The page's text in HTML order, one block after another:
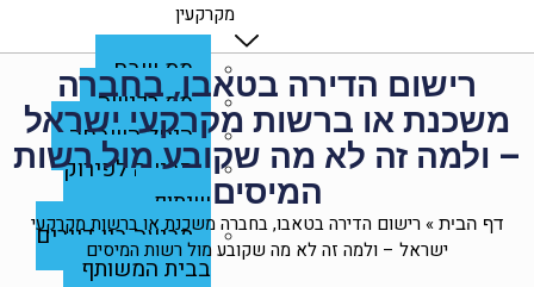
מקרקעין
מס שבח
מס רכישה
היטל השבחה
תביעה לפירוק
שיתוף
תביעה בין דיירים
בבית המשותף
רישום הדירה בטאבו, בחברה
משכנת או ברשות מקרקעי ישראל
– ולמה זה לא מה שקובע מול רשות
המיסים
דף הבית » רישום הדירה בטאבו, בחברה משכנת או ברשות מקרקעי
ישראל – ולמה זה לא מה שקובע מול רשות המיסים